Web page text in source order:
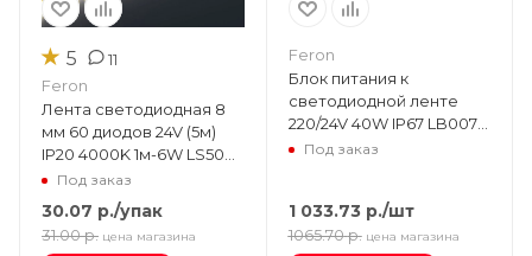
★ 5 11
Feron
Лента светодиодная 8
мм 60 диодов 24V (5м)
IP20 4000K 1м-6W LS500
41525Под заказ
30.07 р./упак
31.00 р. цена магазина
Feron
Блок питания к
светодиодной ленте
220/24V 40W IP67 LB007
(160х20х30) 48055
Под заказ
1 033.73р./шт
1065.70 р. цена магазина